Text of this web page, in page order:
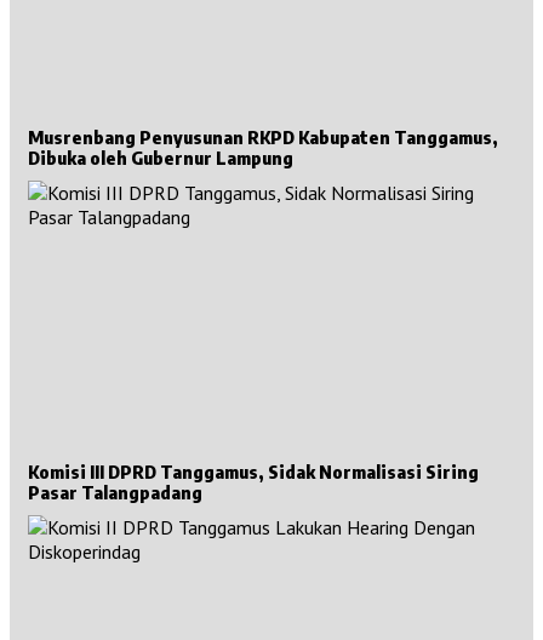
Musrenbang Penyusunan RKPD Kabupaten Tanggamus,
Dibuka oleh Gubernur Lampung
Komisi III DPRD Tanggamus, Sidak Normalisasi Siring
Pasar Talangpadang